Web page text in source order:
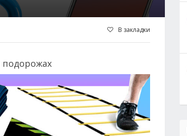
В закладки
подорожах